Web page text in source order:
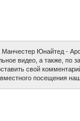
Юнайтед -
видео, а также, по
свой
посещения